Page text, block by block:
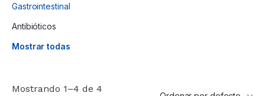
Gastrointestinal
Antibióticos
Mostrar todas
Mostrando 1–4 de 4